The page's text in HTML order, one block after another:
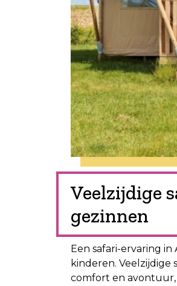
Veelzijdige
gezinnen
Een safari-ervaring
kinderen.
comfort en